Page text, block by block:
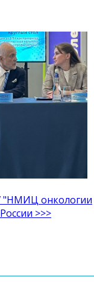
"НМИЦ онкологии
>>>